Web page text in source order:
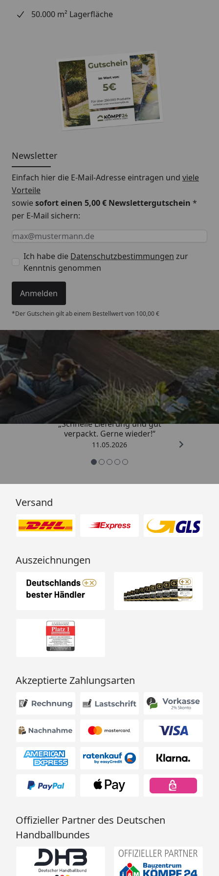
mm) mit matter PUR-Lackierung
Dekorschicht
Rigid-Polymer-Trägerplatte - wasserfest
Integrierter Schallschutz: 1 mm druckstabiler
IXPE-Schaum
50.000 m² Lagerfläche
Newsletter
Einfach hier die E-Mail-Adresse eintragen und viele
Vorteile
sowiesofort einen 5,00 € Newslettergutschein *
per E-Mail sichern:
Keine Eingabe erforderlich
Eingabe erforderlich
E-Mail *
Ich habe die Datenschutzbestimmungen zur
Kenntnis genommen
Anmelden
*Der Gutschein gilt ab einem Bestellwert von 100,00 €
Trusted Shops
4,93/ 5
„Schnelle Lieferung und gut
verpackt. Gerne wieder!“
11.05.2026
Versand
Auszeichnungen
Akzeptierte Zahlungsarten
Offizieller Partner des Deutschen
Handballbundes